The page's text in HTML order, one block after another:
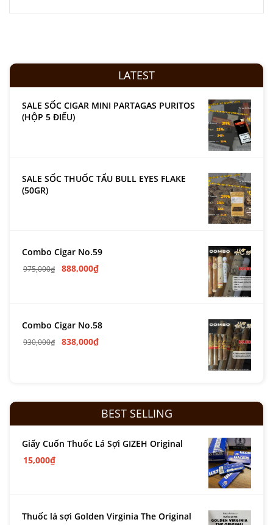
LATEST
SALE SỐC CIGAR MINI PARTAGAS PURITOS
(HỘP 5 ĐIẾU)
SALE SỐC THUỐC TẨU BULL EYES FLAKE
(50GR)
Combo Cigar No.59
975,000₫ 888,000₫
Combo Cigar No.58
930,000₫ 838,000₫
BEST SELLING
Giấy Cuốn Thuốc Lá Sợi GIZEH Original
15,000₫
Thuốc lá sợi Golden Virginia The Original